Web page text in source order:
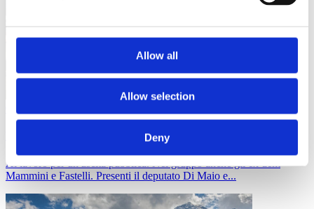
Allow all
Allow selection
Deny
Prima assemblea di Italia Viva a Faenza
Al lavoro per un'uscita pubblica. Nel gruppo anche gli ex dem
Mammini e Fastelli. Presenti il deputato Di Maio e...